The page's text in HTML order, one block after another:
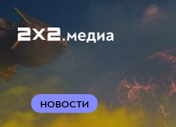
НОВОСТИ